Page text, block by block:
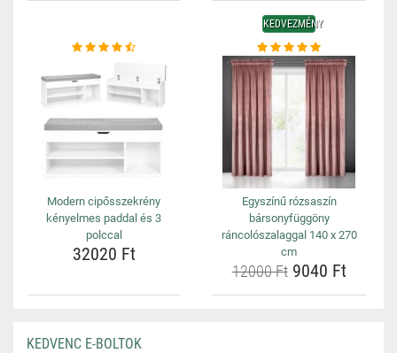
Modern cipősszekrény
kényelmes paddal és 3
polccal
32020 Ft
KEDVEZMÉNY
Egyszínű rózsaszín
bársonyfüggöny
ráncolószalaggal 140 x 270
cm
12000 Ft9040 Ft
KEDVENC E-BOLTOK